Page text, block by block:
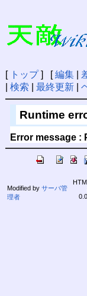
[ トップ] [編集|
検索 最終更新|
Runtime
Error message :
Modified by サーバ管
理者